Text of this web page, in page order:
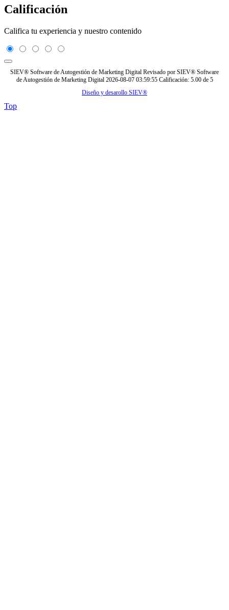
Calificación
Califica tu experiencia y nuestro contenido
SIEV® Software de Autogestión de Marketing Digital Revisado por SIEV® Software
de Autogestión de Marketing Digital 2026-08-07 03:59:55 Calificación: 5.00 de 5
Diseño y desarollo SIEV®
Top